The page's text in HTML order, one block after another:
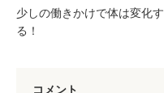
少しの働きかけで体は変化す
る！
コメント